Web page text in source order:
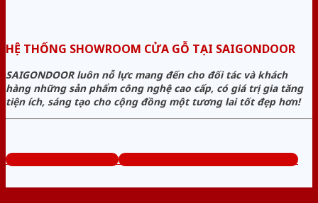
HỆ THỐNG SHOWROOM CỬA GỖ TẠI SAIGONDOOR
SAIGONDOOR luôn nỗ lực mang đến cho đối tác và khách
hàng những sản phẩm công nghệ cao cấp, có giá trị gia tăng
tiện ích, sáng tạo cho cộng đồng một tương lai tốt đẹp hơn!
www.bancuagodep.com Tổng đài tư vấn miễn phí: 0824.400.400